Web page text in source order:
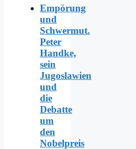
Empörung
und
Schwermut.
Peter
Handke,
sein
Jugoslawien
und
die
Debatte
um
den
Nobelpreis